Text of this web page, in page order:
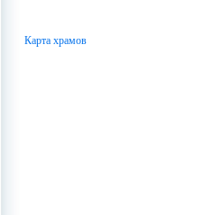
Карта храмов